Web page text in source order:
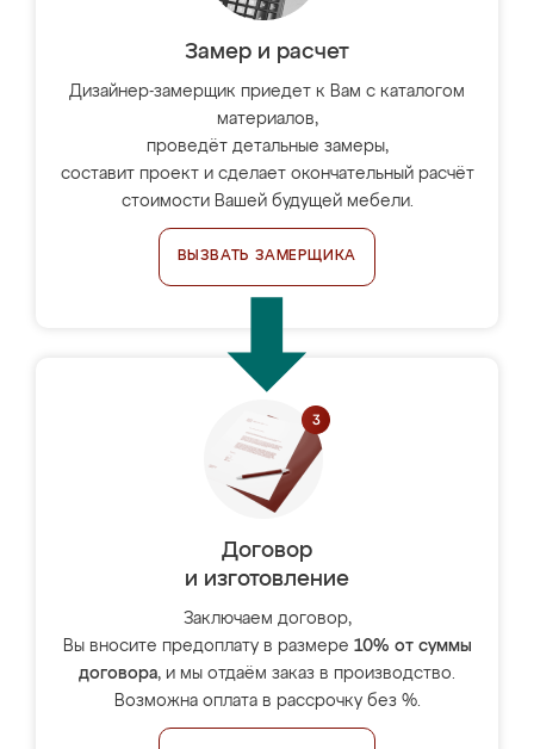
Замер и расчет
Дизайнер-замерщик приедет к Вам с каталогом
материалов,
проведёт детальные замеры,
составит проект и сделает окончательный расчёт
стоимости Вашей будущей мебели.
ВЫЗВАТЬ ЗАМЕРЩИКА
Договор
и изготовление
Заключаем договор,
Вы вносите предоплату в размере 10% от суммы
договора, и мы отдаём заказ в производство.
Возможна оплата в рассрочку без %.